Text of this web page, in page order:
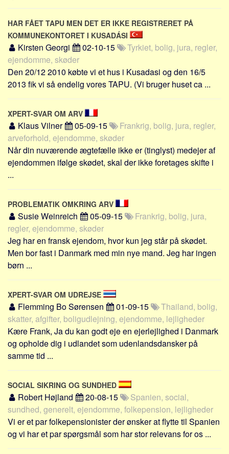
HAR FÅET TAPU MEN DET ER IKKE REGISTRERET PÅ
KOMMUNEKONTORET I KUSADÁSI
Kirsten Georgi 02-10-15
Tyrkiet, bolig, jura, regler,
ejendomme, skøder
Den 20/12 2010 købte vi et hus i Kusadasi og den 16/5
2013 fik vi så endelig vores TAPU. (Vi bruger huset ca ...
XPERT-SVAR OM ARV
Klaus Vilner 05-09-15
Frankrig, bolig, jura, regler,
arveforhold, ejendomme, skøder
Når din nuværende ægtefælle ikke er (tinglyst) medejer af
ejendommen ifølge skødet, skal der ikke foretages skifte i
...
PROBLEMATIK OMKRING ARV
Susie Weinreich 05-09-15
Frankrig, bolig, jura,
regler, ejendomme, skøder
Jeg har en fransk ejendom, hvor kun jeg står på skødet.
Men bor fast i Danmark med min nye mand. Jeg har ingen
børn ...
XPERT-SVAR OM UDREJSE
Flemming Bo Sørensen 01-09-15
Thailand, bolig,
skatter, afgifter, boligudlejning, ejendomme, lejligheder
Kære Frank, Ja du kan godt eje en ejerlejlighed i Danmark
og opholde dig i udlandet som udenlandsdansker på
samme tid ...
SOCIAL SIKRING OG SUNDHED
Robert Højland 20-08-15
Spanien, social,
sundhed, generelt, ejendomme, folkepension, lejligheder
Vi er et par folkepensionister der ønsker at flytte til Spanien
og vi har et par spørgsmål som har stor relevans for os ...